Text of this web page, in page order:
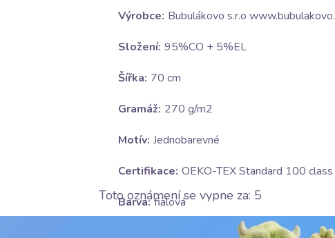
Výrobce: Bubulákovo s.r.o
Složení: 95%CO + 5%EL
Šířka: 70 cm
Gramáž: 270 g/m2
Motív: Jednobarevné
Certifikace: OEKO-TEX Standard 100 class
Barva: fialová
Toto oznámení se vypne za: 4